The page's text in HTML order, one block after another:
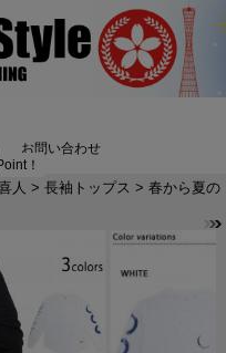
お問い合わせ
！
人 > 長袖トップス > 春から夏の